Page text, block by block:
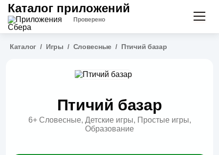
Каталог приложений
Проверено
Каталог / Игры / Словесные / Птичий базар
Птичий базар
6+ Словесные, Детские игры, Простые игры,
Образование